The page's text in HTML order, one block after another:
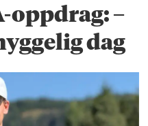
oppdrag: –
dag